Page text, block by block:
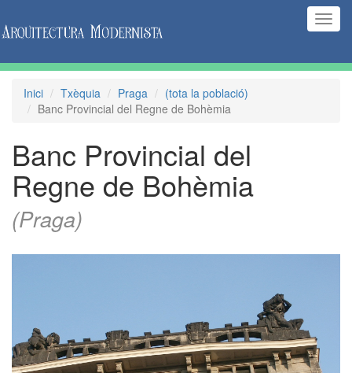
Inici Txèquia Praga
(tota la població)
Banc Provincial del Regne de Bohèmia
Banc Provincial del
Regne de Bohèmia
(Praga)